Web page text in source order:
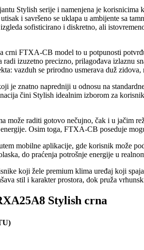
Stylish serije i namenjena je
i savršeno se uklapa u ambijente sa
sofisticirano i diskretno, ali
crni FTXA-CB model to u potpunosti
izuzetno precizno, prilagođava izlaznu
vazduh se prirodno usmerava duž
znatno napredniji u odnosu na
čini Stylish idealnim izborom za
raditi gotovo nečujno, čak i u jačim
Osim toga, FTXA-CB poseduje
mobilne aplikacije, gde korisnik može
do praćenja potrošnje energije u
koji žele premium klima uređaj koji
stil i karakter prostora, dok pruža
Stylish crna